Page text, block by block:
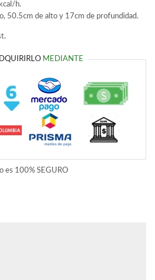
h.
50.5cm de alto y 17cm de profundidad.
MEDIANTE
es 100% SEGURO